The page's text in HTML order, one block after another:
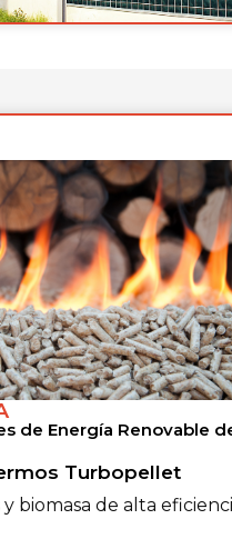
de Energía Renovable
Turbopellet
biomasa de alta